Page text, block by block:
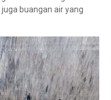
buangan air yang